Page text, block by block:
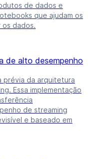
de dados e
que ajudam os
os dados.
de alto desempenho
prévia da arquitetura
Essa implementação
de streaming
e baseado em